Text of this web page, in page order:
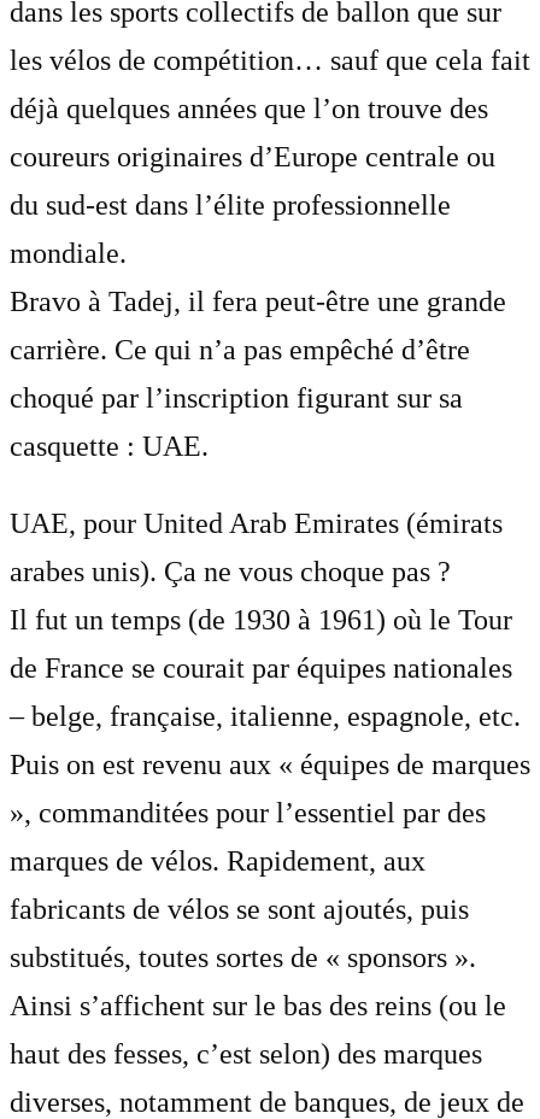
dans les sports collectifs de ballon que sur
les vélos de compétition… sauf que cela fait
déjà quelques années que l’on trouve des
coureurs originaires d’Europe centrale ou
du sud-est dans l’élite professionnelle
mondiale.
Bravo à Tadej, il fera peut-être une grande
carrière. Ce qui n’a pas empêché d’être
choqué par l’inscription figurant sur sa
casquette : UAE.
UAE, pour United Arab Emirates (émirats
arabes unis). Ça ne vous choque pas ?
Il fut un temps (de 1930 à 1961) où le Tour
de France se courait par équipes nationales
– belge, française, italienne, espagnole, etc.
Puis on est revenu aux « équipes de marques
», commanditées pour l’essentiel par des
marques de vélos. Rapidement, aux
fabricants de vélos se sont ajoutés, puis
substitués, toutes sortes de « sponsors ».
Ainsi s’affichent sur le bas des reins (ou le
haut des fesses, c’est selon) des marques
diverses, notamment de banques, de jeux de